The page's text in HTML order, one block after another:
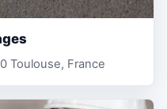
Toulouse, France